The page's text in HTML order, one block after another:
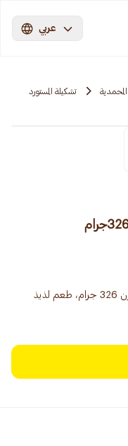
عربي
المحمدية تشكيلة المستورد
حبوب رييس بوف مع زبدة الفول السوداني بوزن 326 جرام، طعم لذيذ